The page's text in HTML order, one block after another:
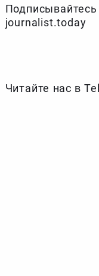
journalist.today
Читайте нас в